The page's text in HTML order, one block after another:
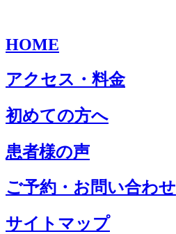
HOME
アクセス・料金
初めての方へ
患者様の声
ご予約・お問い合わせ
サイトマップ